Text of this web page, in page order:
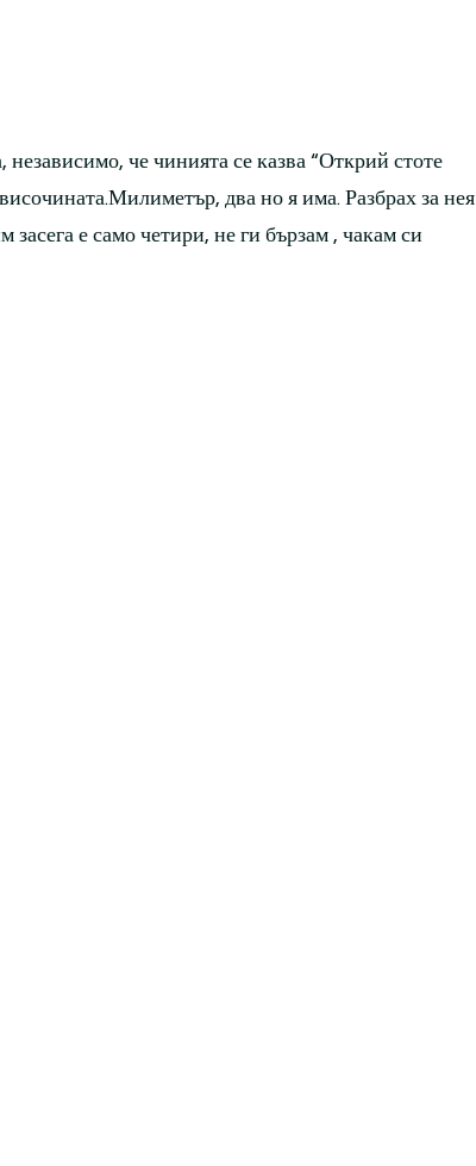
че чинията се казва “Открий стоте
два но я има. Разбрах за нея
е само четири, не ги бързам , чакам си